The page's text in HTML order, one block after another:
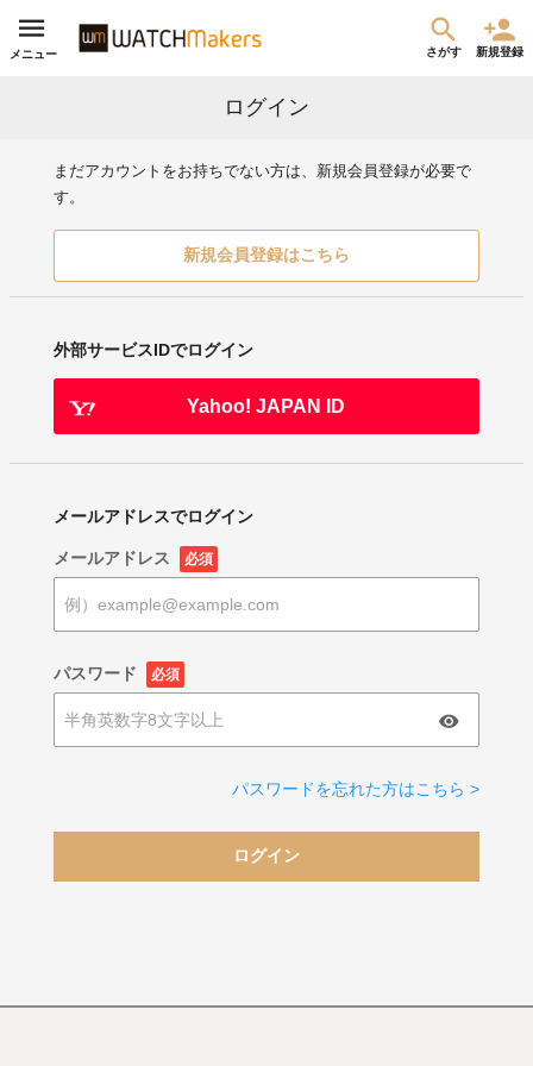
メニュー さがす 新規登録
ログイン
まだアカウントをお持ちでない方は、新規会員登録が必要で
す。
新規会員登録はこちら
外部サービスIDでログイン
Yahoo! JAPAN ID
メールアドレスでログイン
メールアドレス 必須
パスワード 必須
パスワードを忘れた方はこちら >
ログイン